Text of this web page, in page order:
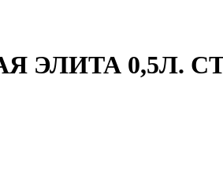
ЭЛИТА 0,5Л.